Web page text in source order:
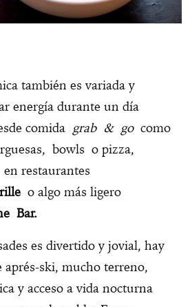
también es variada y
energía durante un día
comida grab & gocomo
bowls o pizza,
restaurantes
o algo más ligero
Bar.
es divertido y jovial, hay
aprés-ski, mucho terreno,
y acceso a vida nocturna